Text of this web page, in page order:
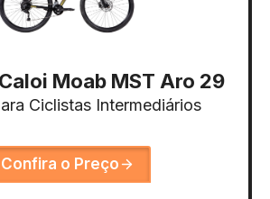
Moab MST Aro 29
Ciclistas Intermediários
Confira o Preço